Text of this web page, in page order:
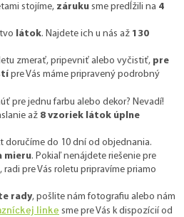
stojíme, záruku sme predĺžili na 4
látok. Najdete ich u nás až 130
zmerať, pripevniť alebo vyčistiť, pre
pre Vás máme pripravený podrobný
pre jednu farbu alebo dekor? Nevadí!
až 8 vzoriek látok úplne
doručíme do 10 dní od objednania.
mieru. Pokiaľ nenájdete riešenie pre
radi pre Vás roletu pripravíme priamo
rady, pošlite nám fotografiu alebo nám
linke sme pre Vás k dispozícií od